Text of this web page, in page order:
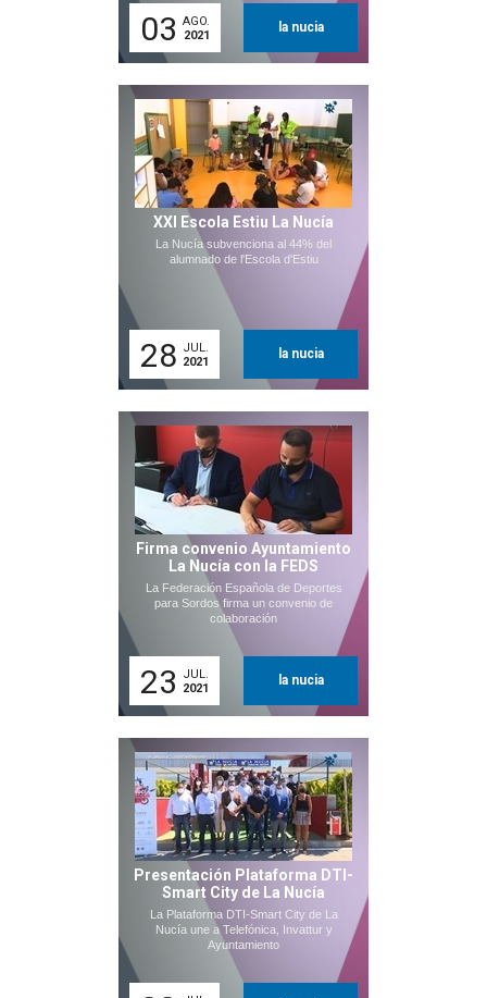
03 AGO.
2021
la nucia
XXI Escola Estiu La Nucía
La Nucía subvenciona al 44% del
alumnado de l'Escola d'Estiu
28 JUL.
2021
la nucia
Firma convenio Ayuntamiento
La Nucía con la FEDS
La Federación Española de Deportes
para Sordos firma un convenio de
colaboración
23
JUL.
2021
la nucia
Presentación Plataforma DTI-
Smart City de La Nucía
La Plataforma DTI-Smart City de La
Nucía une a Telefónica, Invattur y
Ayuntamiento